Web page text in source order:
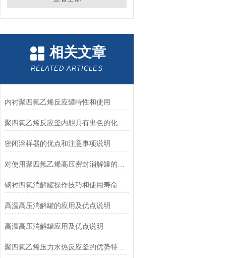
相关文章
RELATED ARTICLES
内衬聚四氟乙烯反应罐特性和使用
聚四氟乙烯反应釜内胆具有出色的化学惰性和非粘附性能
密闭溶样器的优点和注意事项说明
高温高压消解罐的应用及优点说明
高温高压消解罐应用及优点说明
聚四氟乙烯压力水热反应釜的优势特性和操作方法